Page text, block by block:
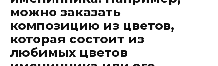
можно заказать
композицию из цветов,
которая состоит из
любимых цветов